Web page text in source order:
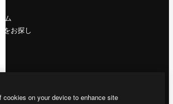
ム
をお探し
cookies on your device to enhance site